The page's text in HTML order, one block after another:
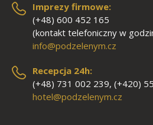
Imprezy firmowe:
(+48) 600 452 165
(kontakt telefoniczny w
info@podzelenym.cz
Recepcja 24h:
(+48) 731 002 239, (+420)
hotel@podzelenym.cz